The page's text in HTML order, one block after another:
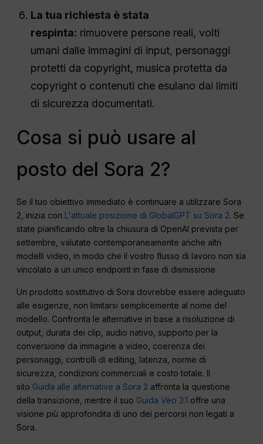
La tua richiesta è stata
respinta: rimuovere persone reali, volti
umani dalle immagini di input, personaggi
protetti da copyright, musica protetta da
copyright o contenuti che esulano dai limiti
di sicurezza documentati.
Cosa si può usare al
posto del Sora 2?
Se il tuo obiettivo immediato è continuare a utilizzare Sora
2, inizia con L'attuale posizione di GlobalGPT su Sora 2. Se
state pianificando oltre la chiusura di OpenAI prevista per
settembre, valutate contemporaneamente anche altri
modelli video, in modo che il vostro flusso di lavoro non sia
vincolato a un unico endpoint in fase di dismissione.
Un prodotto sostitutivo di Sora dovrebbe essere adeguato
alle esigenze, non limitarsi semplicemente al nome del
modello. Confronta le alternative in base a risoluzione di
output, durata dei clip, audio nativo, supporto per la
conversione da immagine a video, coerenza dei
personaggi, controlli di editing, latenza, norme di
sicurezza, condizioni commerciali e costo totale. Il
sito Guida alle alternative a Sora 2 affronta la questione
della transizione, mentre il suo Guida Veo 3.1 offre una
visione più approfondita di uno dei percorsi non legati a
Sora.